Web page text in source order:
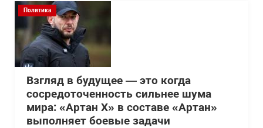
Политика
Взгляд в будущее — это когда
сосредоточенность сильнее шума
мира: «Артан Х» в составе «Артан»
выполняет боевые задачи